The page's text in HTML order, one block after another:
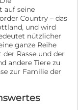
auf seine
Country – das
und wird
nützlicher
ganze Reihe
Rasse und der
andere Tiere zu
zur Familie der